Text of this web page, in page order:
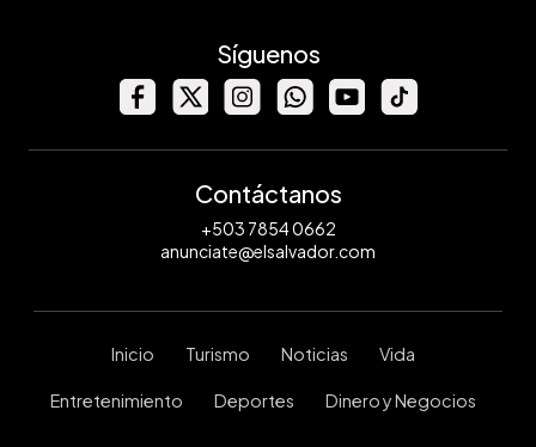
Síguenos
Contáctanos
+503 7854 0662
anunciate@elsalvador.com
Inicio Turismo Noticias Vida
Entretenimiento Deportes Dinero y Negocios